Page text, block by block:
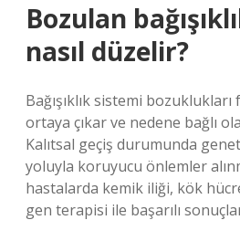
Bozulan
nasıl düzelir?
Bağışıklık sistemi
ortaya çıkar ve nedene bağlı
Kalıtsal geçiş durumunda
yoluyla koruyucu önlemler
hastalarda kemik iliği, kök
gen terapisi ile başarılı